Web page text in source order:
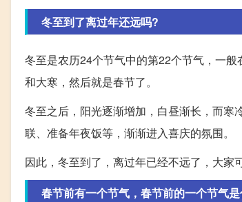
冬至到了离过年还远吗?
冬至是农历24个节气中的第22个节气，一
和大寒，然后就是春节了。
冬至之后，阳光逐渐增加，白昼渐长，而
联、准备年夜饭等，渐渐进入喜庆的氛围。
因此，冬至到了，离过年已经不远了，大家
春节前有一个节气，春节前的一个节气